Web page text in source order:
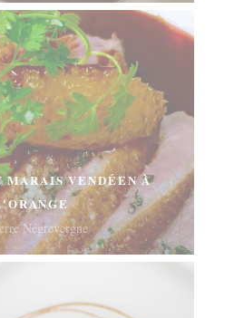
MARAIS VENDÉEN À
Négrevergne